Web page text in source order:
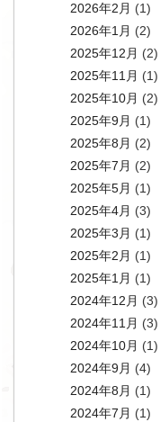
2026年2月 (1)
2026年1月 (2)
2025年12月 (2)
2025年11月 (1)
2025年10月 (2)
2025年9月 (1)
2025年8月 (2)
2025年7月 (2)
2025年5月 (1)
2025年4月 (3)
2025年3月 (1)
2025年2月 (1)
2025年1月 (1)
2024年12月 (3)
2024年11月 (3)
2024年10月 (1)
2024年9月 (4)
2024年8月 (1)
2024年7月 (1)